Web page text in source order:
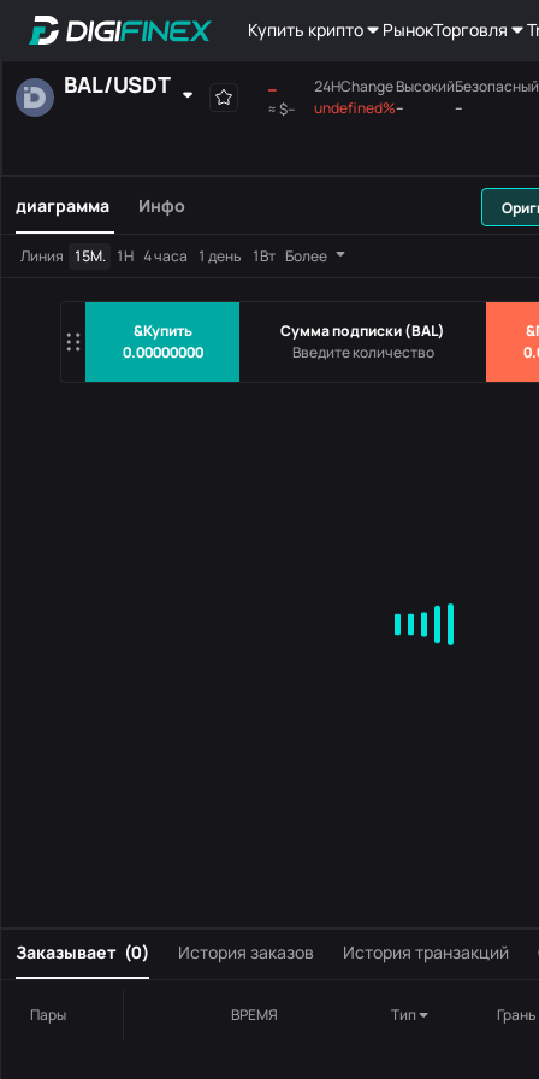
Купить крипто РынокТорговля
&Купить
0.00000000
Сумма подписки(BAL)
BAL/USDT --
≈$--
24HChange
undefined%
Высокий
--
Безопасный
--
МАКСИМУМ Материнская плата
диаграмма Инфо
Линия 15М. 1Н 4 часа 1 день 1Вт Более
Заказывает (0) История заказов История транзакций
Пары ВРЕМЯ Тип Грань